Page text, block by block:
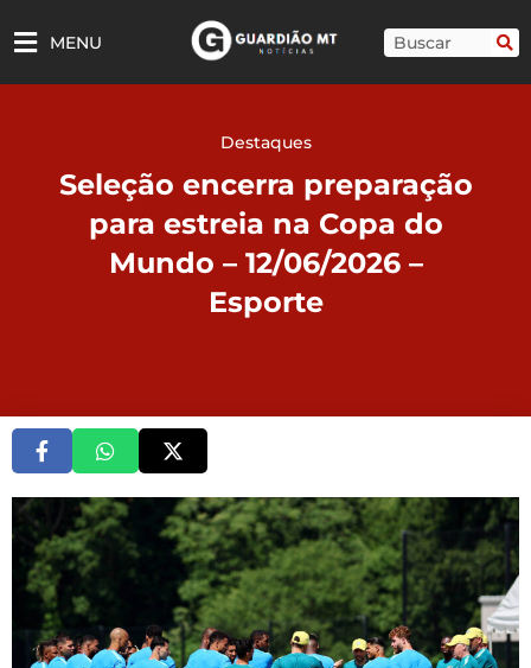
para
MENU Pesquisar
Destaques
Seleção encerra preparação
para estreia na Copa do
Mundo – 12/06/2026 –
Esporte